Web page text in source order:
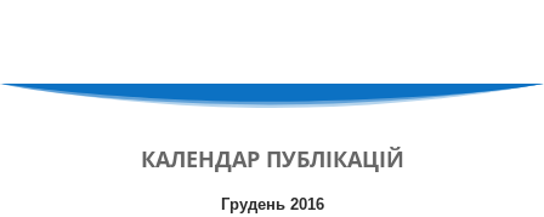
КАЛЕНДАР ПУБЛІКАЦІЙ
Грудень 2016